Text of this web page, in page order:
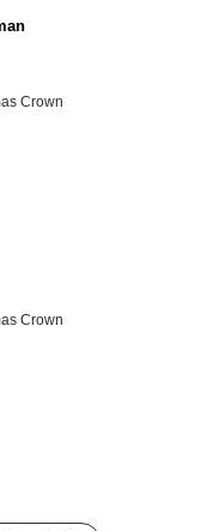
Crown
Crown